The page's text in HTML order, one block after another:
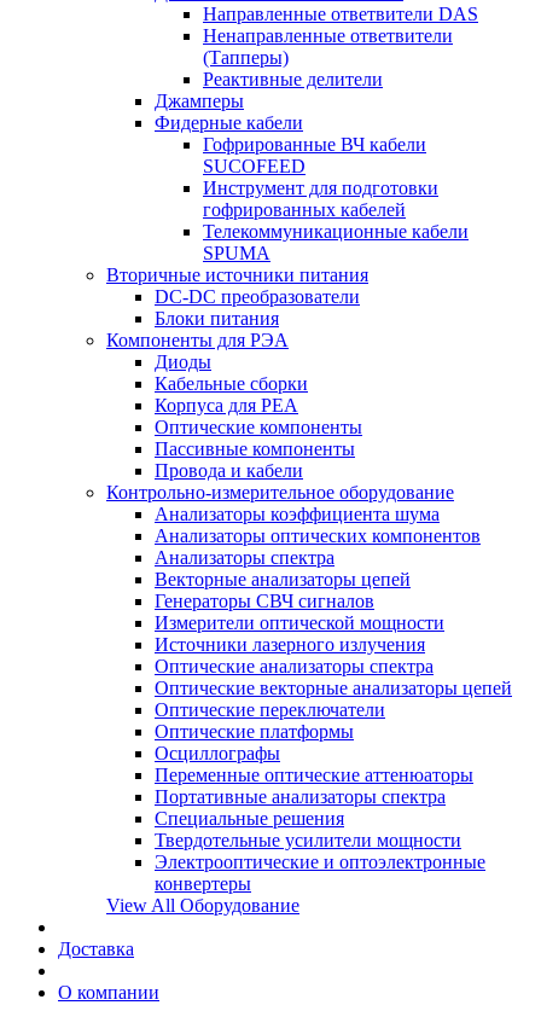
Направленные ответвители DAS
Ненаправленные ответвители
(Тапперы)
Реактивные делители
Джамперы
Фидерные кабели
Гофрированные ВЧ кабели
SUCOFEED
Инструмент для подготовки
гофрированных кабелей
Телекоммуникационные кабели
SPUMA
Вторичные источники питания
DC-DC преобразователи
Блоки питания
Компоненты для РЭА
Диоды
Кабельные сборки
Корпуса для РЕА
Оптические компоненты
Пассивные компоненты
Провода и кабели
Контрольно-измерительное оборудование
Анализаторы коэффициента шума
Анализаторы оптических компонентов
Анализаторы спектра
Векторные анализаторы цепей
Генераторы СВЧ сигналов
Измерители оптической мощности
Источники лазерного излучения
Оптические анализаторы спектра
Оптические векторные анализаторы цепей
Оптические переключатели
Оптические платформы
Осциллографы
Переменные оптические аттенюаторы
Портативные анализаторы спектра
Специальные решения
Твердотельные усилители мощности
Электрооптические и оптоэлектронные
конвертеры
View All Оборудование
Доставка
О компании